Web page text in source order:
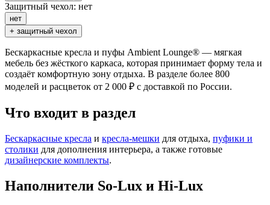
Защитный чехол: нет
нет
+ защитный чехол
Бескаркасные кресла и пуфы Ambient Lounge® — мягкая
мебель без жёсткого каркаса, которая принимает форму тела и
создаёт комфортную зону отдыха. В разделе более 800
моделей и расцветок от 2 000 ₽ с доставкой по России.
Что входит в раздел
Бескаркасные кресла и кресла-мешки для отдыха, пуфики и
столики для дополнения интерьера, а также готовые
дизайнерские комплекты.
Наполнители So-Lux и Hi-Lux